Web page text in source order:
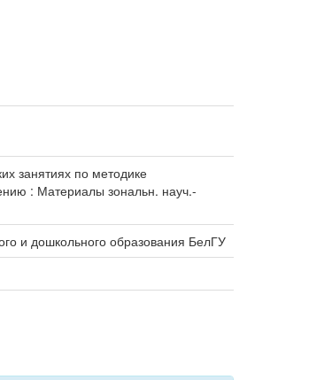
занятиях по методике
: Материалы зональн. науч.-
и дошкольного образования БелГУ